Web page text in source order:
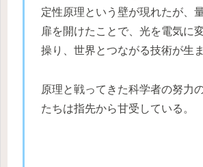
定性原理という壁が現れたが、
扉を開けたことで、光を電気に
操り、世界とつながる技術が生ま
原理と戦ってきた科学者の努力
たちは指先から甘受している。